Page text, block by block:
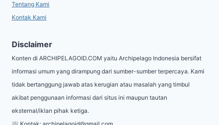
Tentang Kami
Kontak Kami
Disclaimer
Konten di ARCHIPELAGOID.COM yaitu Archipelago Indonesia bersifat
informasi umum yang dirampung dari sumber-sumber terpercaya. Kami
tidak bertanggung jawab atas kerugian atau masalah yang timbul
akibat penggunaan informasi dari situs ini maupun tautan
eksternal/iklan pihak ketiga.